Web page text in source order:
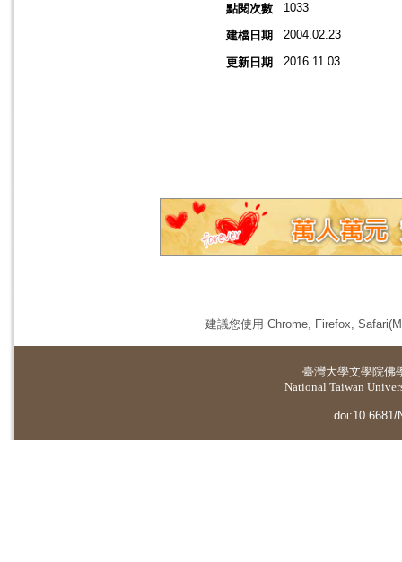
點閱次數
1033
建檔日期 2004.02.23
更新日期 2016.11.03
建議您使用 Chrome, Firefox,
臺灣大學文學院佛
National Taiwan
doi:10.6681/